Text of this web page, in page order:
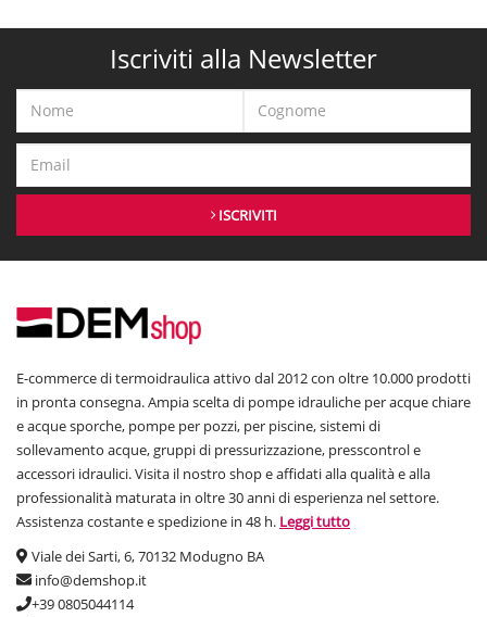
Iscriviti alla Newsletter
ISCRIVITI
E-commerce di termoidraulica attivo dal 2012 con oltre 10.000 prodotti
in pronta consegna. Ampia scelta di pompe idrauliche per acque chiare
e acque sporche, pompe per pozzi, per piscine, sistemi di
sollevamento acque, gruppi di pressurizzazione, presscontrol e
accessori idraulici. Visita il nostro shop e affidati alla qualità e alla
professionalità maturata in oltre 30 anni di esperienza nel settore.
Assistenza costante e spedizione in 48 h. Leggi tutto
Viale dei Sarti, 6, 70132 Modugno BA
info@demshop.it
+39 0805044114